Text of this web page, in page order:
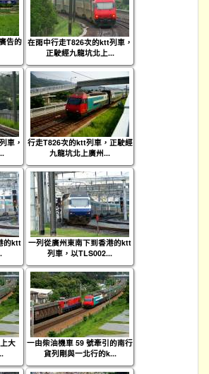
告的 在雨中行走T826次的ktt列車，
正駛經九龍坑北上...
車，
行走T826次的ktt列車，正駛經
九龍坑北上廣州...
的ktt
一列從廣州東南下到香港的ktt
列車，以TLS002...
大
一由柴油機車 59 號牽引的南行
貨列剛與一北行的k...